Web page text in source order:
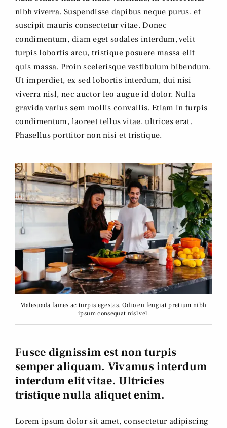
nibh viverra. Suspendisse dapibus neque purus, et
suscipit mauris consectetur vitae. Donec
condimentum, diam eget sodales interdum, velit
turpis lobortis arcu, tristique posuere massa elit
quis massa. Proin scelerisque vestibulum bibendum.
Ut imperdiet, ex sed lobortis interdum, dui nisi
viverra nisl, nec auctor leo augue id dolor. Nulla
gravida varius sem mollis convallis. Etiam in turpis
condimentum, laoreet tellus vitae, ultrices erat.
Phasellus porttitor non nisi et tristique.
Malesuada fames ac turpis egestas. Odio eu feugiat pretium nibh
ipsum consequat nisl vel.
Fusce dignissim est non turpis
semper aliquam. Vivamus interdum
interdum elit vitae. Ultricies
tristique nulla aliquet enim.
Lorem ipsum dolor sit amet, consectetur adipiscing